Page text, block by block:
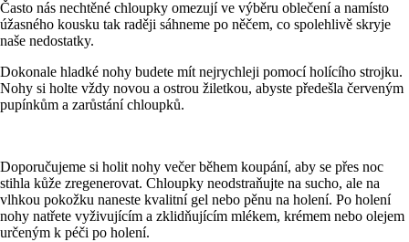
Často nás nechtěné chloupky omezují ve výběru oblečení a namísto
úžasného kousku tak raději sáhneme po něčem, co spolehlivě skryje
naše nedostatky.
Dokonale hladké nohy budete mít nejrychleji pomocí holícího strojku.
Nohy si holte vždy novou a ostrou žiletkou, abyste předešla červeným
pupínkům a zarůstání chloupků.
Doporučujeme si holit nohy večer během koupání, aby se přes noc
stihla kůže zregenerovat. Chloupky neodstraňujte na sucho, ale na
vlhkou pokožku naneste kvalitní gel nebo pěnu na holení. Po holení
nohy natřete vyživujícím a zklidňujícím mlékem, krémem nebo olejem
určeným k péči po holení.